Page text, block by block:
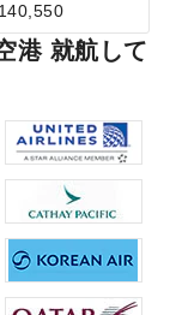
港 就航して